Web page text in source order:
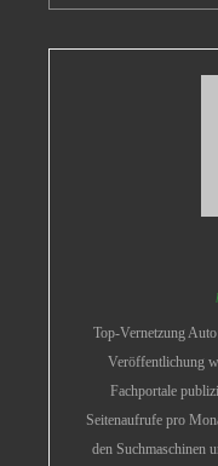
Top-Vernetzung
Veröffentlichung
Fachportale
Seitenaufrufe pro
den Suchmaschinen